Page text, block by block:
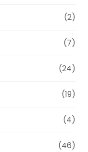
(2)
(7)
(24)
(19)
(4)
(46)